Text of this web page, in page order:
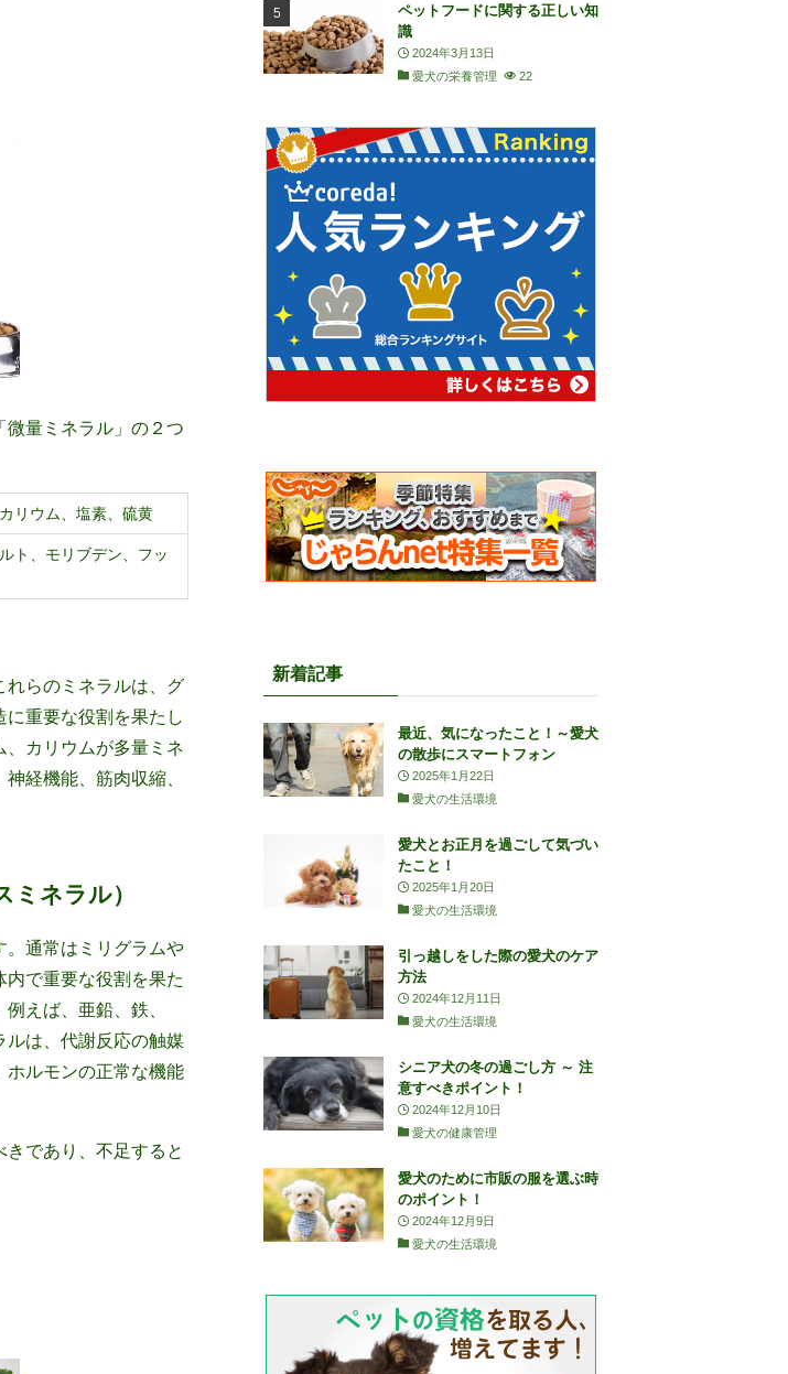
微量ミネラル」の２つ
リウム、塩素、硫黄
ト、モリブデン、フッ
れらのミネラルは、グ
重要な役割を果たし
、カリウムが多量ミネ
経機能、筋肉収縮、
ネラル）
。通常はミリグラムや
で重要な役割を果た
えば、亜鉛、鉄、
ルは、代謝反応の触媒
ホルモンの正常な機能
であり、不足すると
ペットフードに関する正しい知
識
2024年3月13日
愛犬の栄養管理
22
新着記事
最近、気になったこと！～愛犬
の散歩にスマートフォン
2025年1月22日
愛犬の生活環境
愛犬とお正月を過ごして気づい
たこと！
2025年1月20日
愛犬の生活環境
引っ越しをした際の愛犬のケア
方法
2024年12月11日
愛犬の生活環境
シニア犬の冬の過ごし方 ～ 注
意すべきポイント！
2024年12月10日
愛犬の健康管理
愛犬のために市販の服を選ぶ時
のポイント！
2024年12月9日
愛犬の生活環境